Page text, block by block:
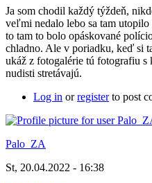
Ja som chodil každý týždeň,
veľmi nedalo lebo sa tam
to tam to bolo opáskované
chladno. Ale v poriadku, keď si
ukáž z fotogalérie tú fotografiu s
nudisti stretávajú.
Log in orregisterto post
Palo_ZA
St, 20.04.2022 - 16:38